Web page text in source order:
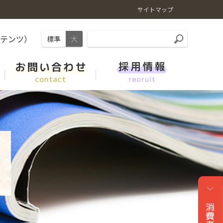
サイトマップ
ンツ） 標準 大
やさい・くだもの
レシピ
ＪＡくらしの宅配便
ガソリンスタンド（ＪＡーＳＳ）
ＪＡでんき
肥料情報
家畜市場情報
事業紹介
リンク集
新卒採用 総合職（技術系・県域コース新潟）
キャリア（中途）採用
よくある質問